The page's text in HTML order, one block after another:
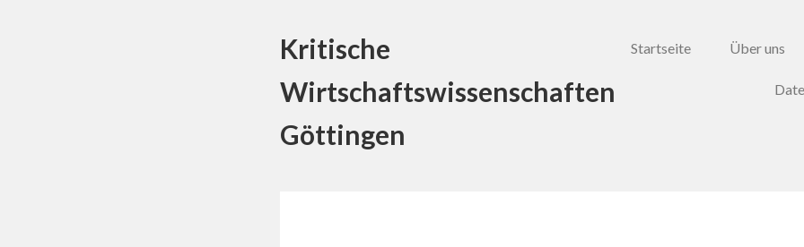
Kritische
Wirtschaftswissenschaften
Göttingen
Startseite Über uns